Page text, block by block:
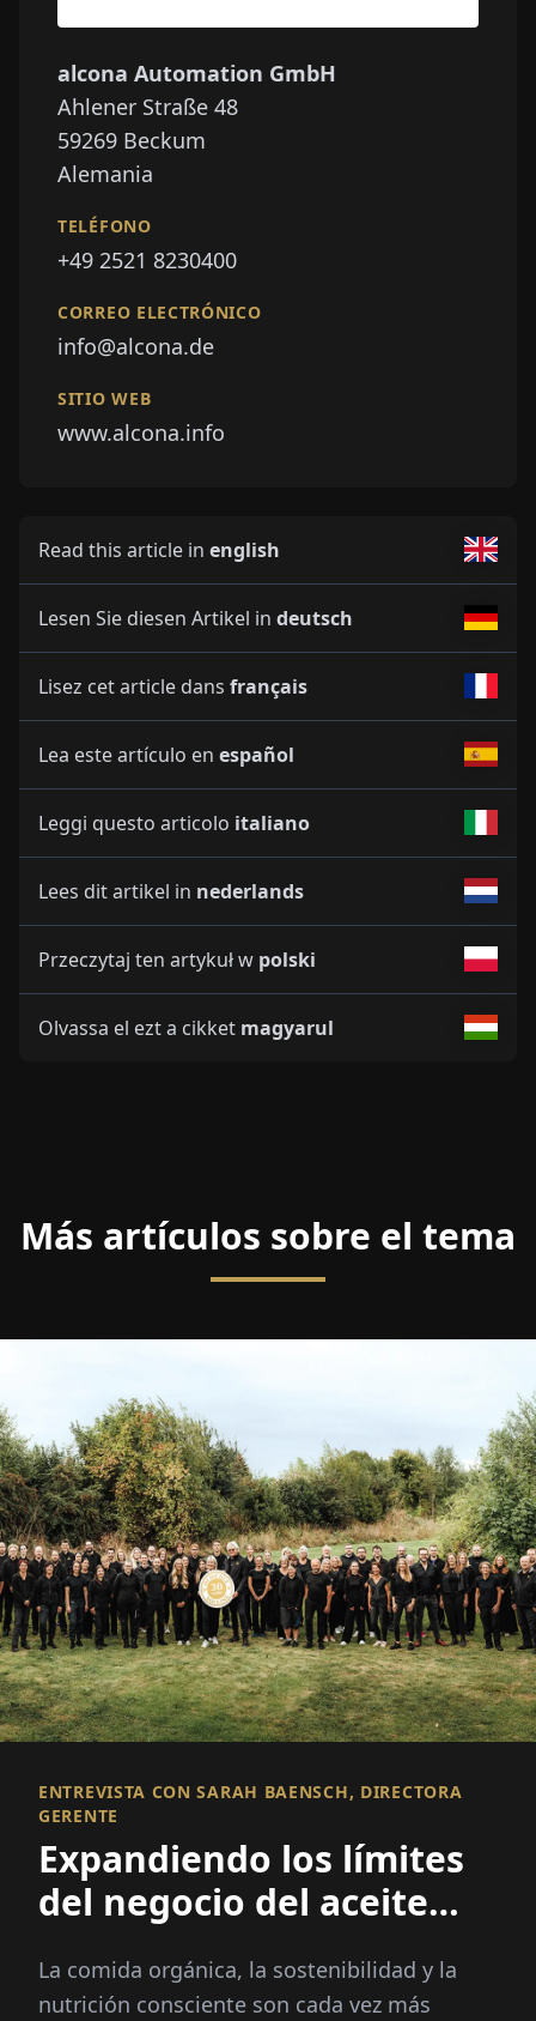
alcona Automation GmbH
Ahlener Straße 48
59269 Beckum
Alemania
TELÉFONO
+49 2521 8230400
CORREO ELECTRÓNICO
info@alcona.de
SITIO WEB
www.alcona.info
Read this article in english
Lesen Sie diesen Artikel in deutsch
Lisez cet article dans français
Lea este artículo en español
Leggi questo articolo italiano
Lees dit artikel in nederlands
Przeczytaj ten artykuł w polski
Olvassa el ezt a cikket magyarul
Más artículos sobre el tema
ENTREVISTA CON SARAH BAENSCH, DIRECTORA
GERENTE
Expandiendo los límites
del negocio del aceite
La comida orgánica, la sostenibilidad y la
nutrición consciente son cada vez más